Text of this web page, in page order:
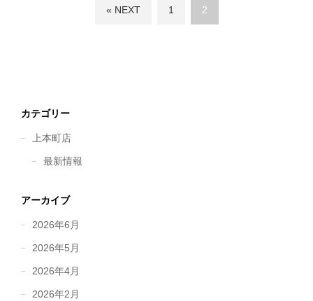
« NEXT 1 2
カテゴリー
上本町店
最新情報
アーカイブ
2026年6月
2026年5月
2026年4月
2026年2月